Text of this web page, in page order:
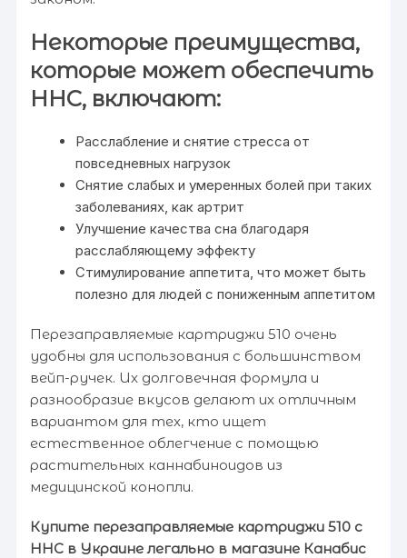
Некоторые преимущества,
которые может обеспечить
HHC, включают:
Расслабление и снятие стресса от
повседневных нагрузок
Снятие слабых и умеренных болей при таких
заболеваниях, как артрит
Улучшение качества сна благодаря
расслабляющему эффекту
Стимулирование аппетита, что может быть
полезно для людей с пониженным аппетитом
Перезаправляемые картриджи 510 очень
удобны для использования с большинством
вейп-ручек. Их долговечная формула и
разнообразие вкусов делают их отличным
вариантом для тех, кто ищет
естественное облегчение с помощью
растительных каннабиноидов из
медицинской конопли.
Купите перезаправляемые картриджи 510 с
HHC в Украине легально в магазине Канабис